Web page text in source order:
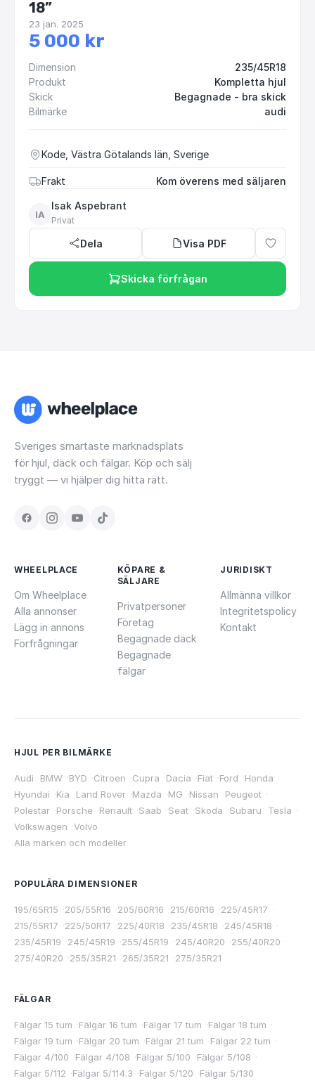
18”
23 jan. 2025
5 000 kr
Dimension
235/45R18
Produkt
Kompletta hjul
Skick
Begagnade - bra skick
Bilmärke
audi
Kode, Västra Götalands län, Sverige
Frakt Kom överens med säljaren
IA
Isak Aspebrant
Privat
Dela Visa PDF
Skicka förfrågan
Sveriges smartaste marknadsplats
för hjul, däck och fälgar. Köp och sälj
tryggt — vi hjälper dig hitta rätt.
WHEELPLACE
Om Wheelplace
Alla annonser
Lägg in annons
Förfrågningar
KÖPARE &
SÄLJARE
Privatpersoner
Företag
Begagnade däck
Begagnade
fälgar
JURIDISKT
Allmänna villkor
Integritetspolicy
Kontakt
HJUL PER BILMÄRKE
Audi ·BMW ·BYD ·Citroen ·Cupra ·Dacia ·Fiat ·Ford ·Honda ·
Hyundai ·Kia ·Land Rover ·Mazda ·MG ·Nissan ·Peugeot ·
Polestar ·Porsche ·Renault ·Saab ·Seat ·Skoda ·Subaru ·Tesla ·
Volkswagen ·Volvo
Alla märken och modeller
POPULÄRA DIMENSIONER
195/65R15 ·205/55R16 ·205/60R16 ·215/60R16 ·225/45R17 ·
215/55R17 ·225/50R17 ·225/40R18 ·235/45R18 ·245/45R18 ·
235/45R19 ·245/45R19 ·255/45R19 ·245/40R20 ·255/40R20 ·
275/40R20 ·255/35R21 ·265/35R21 ·275/35R21
FÄLGAR
Fälgar 15 tum ·Fälgar 16 tum ·Fälgar 17 tum ·Fälgar 18 tum ·
Fälgar 19 tum ·Fälgar 20 tum ·Fälgar 21 tum ·Fälgar 22 tum ·
Fälgar 4/100 ·Fälgar 4/108 ·Fälgar 5/100 ·Fälgar 5/108 ·
Fälgar 5/112 ·Fälgar 5/114.3 ·Fälgar 5/120 ·Fälgar 5/130